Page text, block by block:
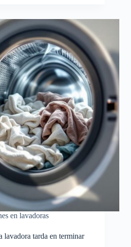
en lavadoras
lavadora tarda en terminar